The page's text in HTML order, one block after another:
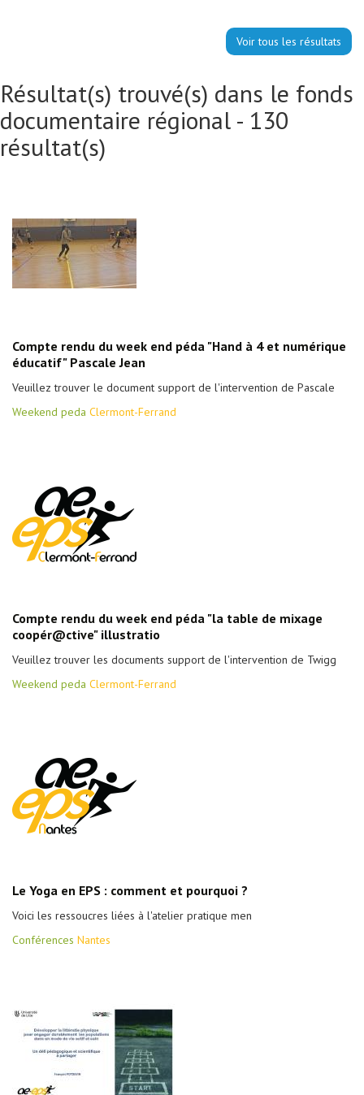
Voir tous les résultats
Résultat(s) trouvé(s) dans le fonds
documentaire régional - 130
résultat(s)
Compte rendu du week end péda "Hand à 4 et numérique
éducatif" Pascale Jean
Veuillez trouver le document support de l'intervention de Pascale
Weekend peda Clermont-Ferrand
Compte rendu du week end péda "la table de mixage
coopér@ctive" illustratio
Veuillez trouver les documents support de l'intervention de Twigg
Weekend peda Clermont-Ferrand
Le Yoga en EPS : comment et pourquoi ?
Voici les ressoucres liées à l'atelier pratique men
Conférences Nantes